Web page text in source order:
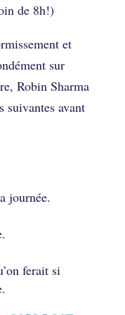
de 8h!)
et
sur
Robin Sharma
suivantes avant
journée.
ferait si